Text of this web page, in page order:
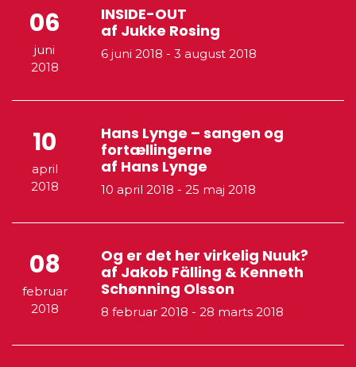
06
juni
2018
INSIDE-OUT
af Jukke Rosing
6 juni 2018 - 3 august 2018
10
april
2018
Hans Lynge – sangen og
fortællingerne
af Hans Lynge
10 april 2018 - 25 maj 2018
08
februar
2018
Og er det her virkelig Nuuk?
af Jakob Fälling & Kenneth
Schønning Olsson
8 februar 2018 - 28 marts 2018